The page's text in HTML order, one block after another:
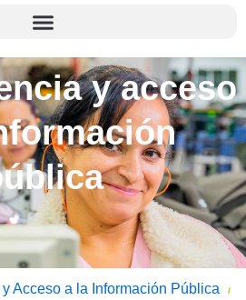
y acceso
Acceso a la Información Pública /